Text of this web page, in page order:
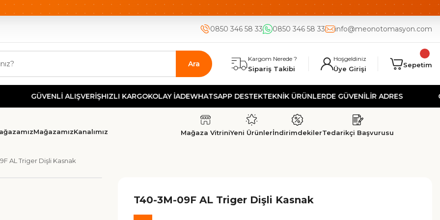
KARGO HIZLI KARGO GÜVENLİ ALIŞVERİŞ-KOLAY İADE UYGUN FİYAT
0850 346 58 33 0850 346 58 33 info@meonotomasyon.com
Ara
Kargom Nerede ?
Sipariş Takibi
Hoşgeldiniz
Üye Girişi Sepetim
GÜVENLİ ALIŞVERİŞHIZLI KARGOKOLAY İADEWHATSAPP DESTEKTEKNİK ÜRÜNLERDE GÜVENİLİR ADRES
MağazamızKanalımız Mağaza VitriniYeni ÜrünlerİndirimdekilerTedarikçi Başvurusu
AL Triger Dişli Kasnak
T40-3M-09F AL Triger Dişli Kasnak